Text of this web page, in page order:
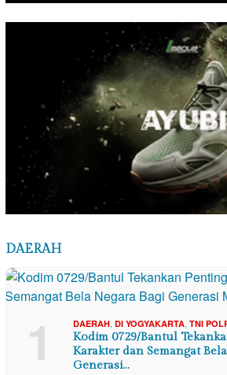
DAERAH
1 DAERAH DI YOGYAKARTA TNI
Kodim 0729/Bantul
Karakter dan Semangat
Generasi…